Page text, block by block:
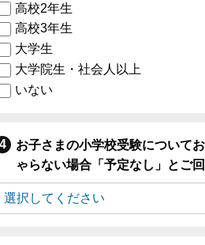
高校2年生
高校3年生
大学生
大学院生・社会人以上
いない
お子さまの小学校受験について
ゃらない場合「予定なし」とご回